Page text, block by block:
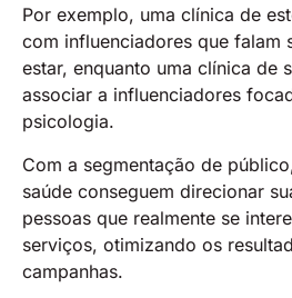
Por exemplo, uma clínica de
com influenciadores que falam
estar, enquanto uma clínica de
associar a influenciadores
psicologia.
Com a segmentação de
saúde conseguem direcionar
pessoas que realmente se
serviços, otimizando os
campanhas.